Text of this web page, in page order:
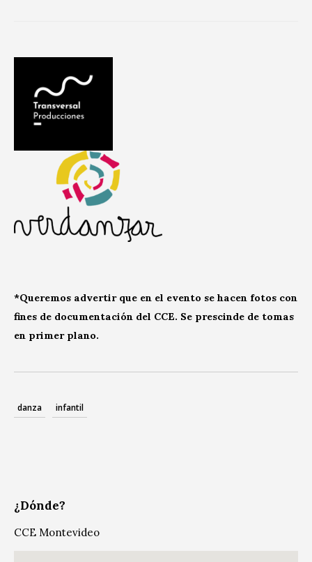
*Queremos advertir que en el evento se hacen fotos con
fines de documentación del CCE. Se prescinde de tomas
en primer plano.
danza infantil
¿Dónde?
CCE Montevideo